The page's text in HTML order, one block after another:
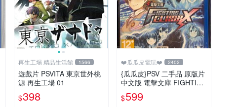
再生工場 精品生活館 1566
遊戲片 PSVITA 東京世外桃
源 再生工場 01
$398
❤️瓜瓜皮電玩❤️ 2402
{瓜瓜皮}PSV 二手品 原版片
中文版 電擊文庫 FIGHTING
CLIMAX(遊戲都有回收)
$599